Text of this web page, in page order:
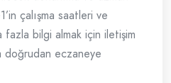
çalışma saatleri ve
fazla bilgi almak için iletişim
doğrudan eczaneye